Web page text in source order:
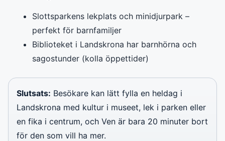
Slottsparkens lekplats och minidjurpark –
perfekt för barnfamiljer
Biblioteket i Landskrona har barnhörna och
sagostunder (kolla öppettider)
Slutsats: Besökare kan lätt fylla en heldag i
Landskrona med kultur i museet, lek i parken eller
en fika i centrum, och Ven är bara 20 minuter bort
för den som vill ha mer.